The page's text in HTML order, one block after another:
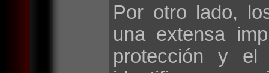
Por otro lado,
una extensa
protección y el